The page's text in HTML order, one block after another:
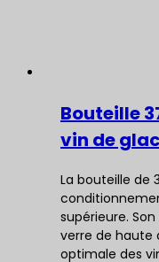
Bouteille
vin de
La bouteille de
supérieure.
verre de haute
optimale des